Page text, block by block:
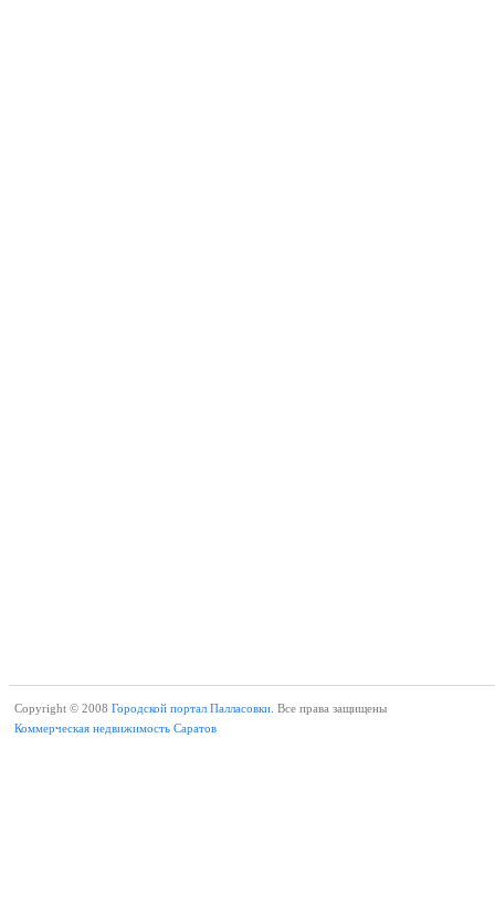
Copyright © 2008 Городской портал Палласовки. Все права защищены
Коммерческая недвижимость Саратов